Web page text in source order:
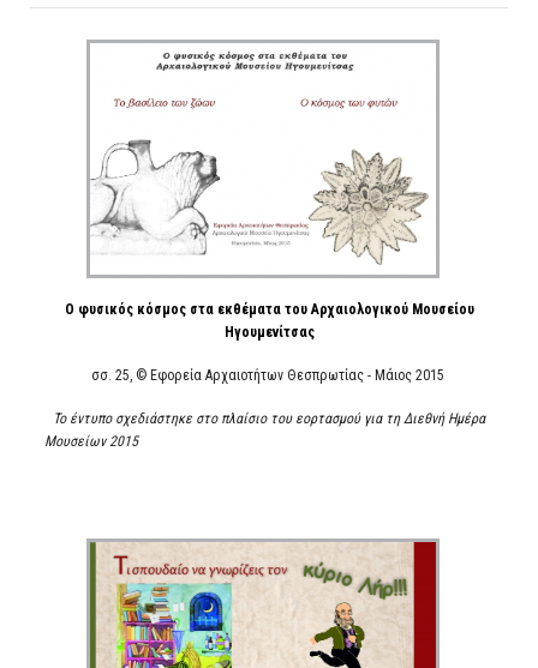
ΑΡΧΑΙΟΛΟΓΙΚΟΙ ΧΩΡΟΙ
Ο φυσικός κόσμος στα εκθέματα του Αρχαιολογικού Μουσείου
Ηγουμενίτσας
σσ. 25, © Εφορεία Αρχαιοτήτων Θεσπρωτίας - Μάιος 2015
Το έντυπο σχεδιάστηκε στο πλαίσιο του εορτασμού για τη Διεθνή Ημέρα
Μουσείων 2015